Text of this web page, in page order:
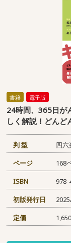
書籍 電子版
24時間、365日が
しく解説！どんど
判 型
四六
ページ
168
ISBN
978-
初版発行日
定価